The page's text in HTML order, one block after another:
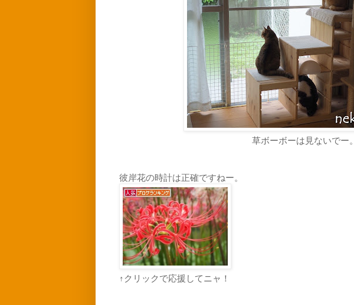
草ボーボーは見ないでー。
彼岸花の時計は正確ですねー。
↑クリックで応援してニャ！